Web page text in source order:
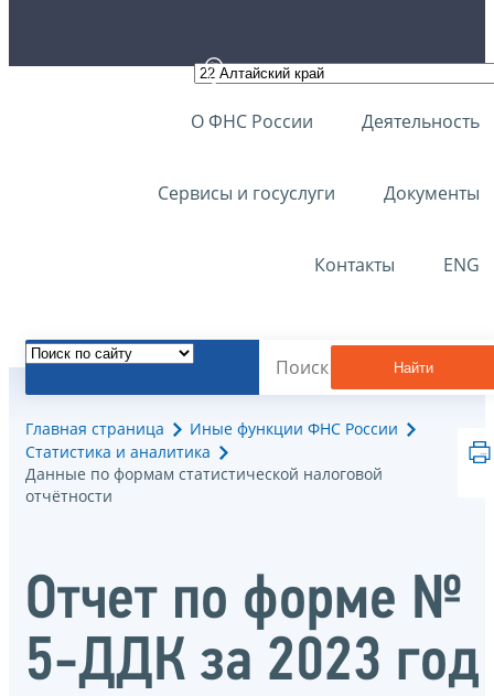
О ФНС России Деятельность
Сервисы и госуслуги Документы
Контакты ENG
Найти
Главная страница
Иные функции ФНС России
Статистика и аналитика
Данные по формам статистической налоговой
отчётности
Отчет по форме №
5-ДДК за 2023 год